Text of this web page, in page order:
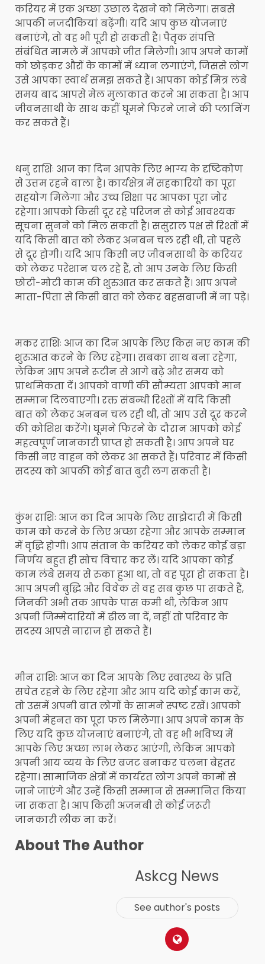
करियर में एक अच्छा उछाल देखने को मिलेगा। सबसे
आपकी नजदीकियां बढ़ेंगी। यदि आप कुछ योजनाएं
बनाएंगे, तो वह भी पूरी हो सकती है। पैतृक संपत्ति
संबंधित मामले में आपको जीत मिलेगी। आप अपने कामों
को छोड़कर औरों के कामों में ध्यान लगाएंगे, जिससे लोग
उसे आपका स्वार्थ समझ सकते हैं। आपका कोई मित्र लंबे
समय बाद आपसे मेल मुलाकात करने आ सकता है। आप
जीवनसाथी के साथ कहीं घूमने फिरने जाने की प्लानिंग
कर सकते हैं।
धनु राशिः आज का दिन आपके लिए भाग्य के दृष्टिकोण
से उत्तम रहने वाला है। कार्यक्षेत्र में सहकारियों का पूरा
सहयोग मिलेगा और उच्च शिक्षा पर आपका पूरा जोर
रहेगा। आपको किसी दूर रहे परिजन से कोई आवश्यक
सूचना सुनने को मिल सकती है। ससुराल पक्ष से रिश्तों में
यदि किसी बात को लेकर अनबन चल रही थी, तो पहले
से दूर होगी। यदि आप किसी नए जीवनसाथी के करियर
को लेकर परेशान चल रहे हैं, तो आप उनके लिए किसी
छोटी-मोटी काम की शुरुआत कर सकते हैं। आप अपने
माता-पिता से किसी बात को लेकर बहसबाजी में ना पड़े।
मकर राशिः आज का दिन आपके लिए किस नए काम की
शुरुआत करने के लिए रहेगा। सबका साथ बना रहेगा,
लेकिन आप अपने रूटीन से आगे बढ़े और समय को
प्राथमिकता दें। आपको वाणी की सौम्यता आपको मान
सम्मान दिलवाएगी। रक्त संबन्धी रिश्तों में यदि किसी
बात को लेकर अनबन चल रही थी, तो आप उसे दूर करने
की कोशिश करेंगे। घूमने फिरने के दौरान आपको कोई
महत्वपूर्ण जानकारी प्राप्त हो सकती है। आप अपने घर
किसी नए वाहन को लेकर आ सकते हैं। परिवार में किसी
सदस्य को आपकी कोई बात बुरी लग सकती है।
कुंभ राशिः आज का दिन आपके लिए साझेदारी में किसी
काम को करने के लिए अच्छा रहेगा और आपके सम्मान
में वृद्धि होगी। आप संतान के करियर को लेकर कोई बड़ा
निर्णय बहुत ही सोच विचार कर लें। यदि आपका कोई
काम लंबे समय से रुका हुआ था, तो वह पूरा हो सकता है।
आप अपनी बुद्धि और विवेक से वह सब कुछ पा सकते हैं,
जिनकी अभी तक आपके पास कमी थी, लेकिन आप
अपनी जिम्मेदारियों में ढील ना दें, नहीं तो परिवार के
सदस्य आपसे नाराज हो सकते हैं।
मीन राशिः आज का दिन आपके लिए स्वास्थ्य के प्रति
सचेत रहने के लिए रहेगा और आप यदि कोई काम करें,
तो उसमें अपनी बात लोगों के सामने स्पष्ट रखें। आपको
अपनी मेहनत का पूरा फल मिलेगा। आप अपने काम के
लिए यदि कुछ योजनाएं बनाएंगे, तो वह भी भविष्य में
आपके लिए अच्छा लाभ लेकर आएंगी, लेकिन आपको
अपनी आय व्यय के लिए बजट बनाकर चलना बेहतर
रहेगा। सामाजिक क्षेत्रों में कार्यरत लोग अपने कामों से
जाने जाएंगे और उन्हें किसी सम्मान से सम्मानित किया
जा सकता है। आप किसी अजनबी से कोई जरूरी
जानकारी लीक ना करें।
About The Author
Askcg News
See author's posts